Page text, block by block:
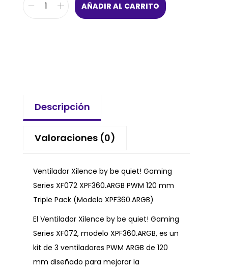
AÑADIR AL CARRITO
Descripción
Valoraciones (0)
Ventilador Xilence by be quiet! Gaming
Series XF072 XPF360.ARGB PWM 120 mm
Triple Pack (Modelo XPF360.ARGB)
El Ventilador Xilence by be quiet! Gaming
Series XF072, modelo XPF360.ARGB, es un
kit de 3 ventiladores PWM ARGB de 120
mm diseñado para mejorar la